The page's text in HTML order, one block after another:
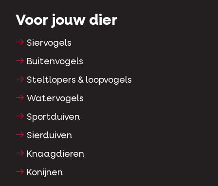
Voor jouw dier
Siervogels
Buitenvogels
Steltlopers & loopvogels
Watervogels
Sportduiven
Sierduiven
Knaagdieren
Konijnen